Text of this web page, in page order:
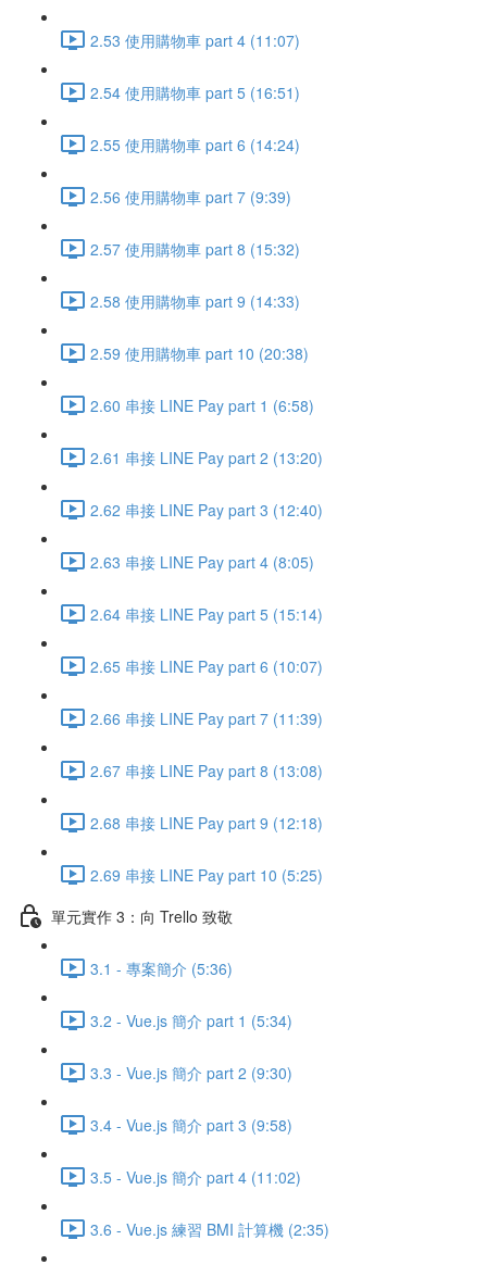
2.53 使用購物車 part 4 (11:07)
2.54 使用購物車 part 5 (16:51)
2.55 使用購物車 part 6 (14:24)
2.56 使用購物車 part 7 (9:39)
2.57 使用購物車 part 8 (15:32)
2.58 使用購物車 part 9 (14:33)
2.59 使用購物車 part 10 (20:38)
2.60 串接 LINE Pay part 1 (6:58)
2.61 串接 LINE Pay part 2 (13:20)
2.62 串接 LINE Pay part 3 (12:40)
2.63 串接 LINE Pay part 4 (8:05)
2.64 串接 LINE Pay part 5 (15:14)
2.65 串接 LINE Pay part 6 (10:07)
2.66 串接 LINE Pay part 7 (11:39)
2.67 串接 LINE Pay part 8 (13:08)
2.68 串接 LINE Pay part 9 (12:18)
2.69 串接 LINE Pay part 10 (5:25)
單元實作 3：向 Trello 致敬
3.1 - 專案簡介 (5:36)
3.2 - Vue.js 簡介 part 1 (5:34)
3.3 - Vue.js 簡介 part 2 (9:30)
3.4 - Vue.js 簡介 part 3 (9:58)
3.5 - Vue.js 簡介 part 4 (11:02)
3.6 - Vue.js 練習 BMI 計算機 (2:35)